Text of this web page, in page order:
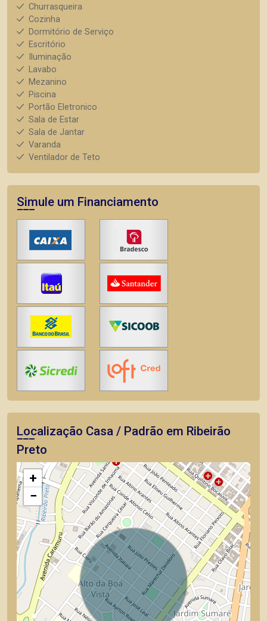
Churrasqueira
Cozinha
Dormitório de Serviço
Escritório
Iluminação
Lavabo
Mezanino
Piscina
Portão Eletronico
Sala de Estar
Sala de Jantar
Varanda
Ventilador de Teto
Simule um Financiamento
Localização Casa / Padrão em Ribeirão
Preto
+
−